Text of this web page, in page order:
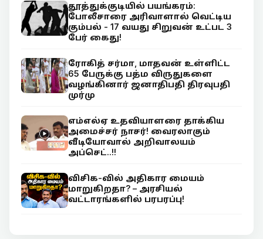
தூத்துக்குடியில் பயங்கரம்:
போலீசாரை அரிவாளால் வெட்டிய
கும்பல் - 17 வயது சிறுவன் உட்பட 3
பேர் கைது!
ரோகித் சர்மா, மாதவன் உள்ளிட்ட
65 பேருக்கு பத்ம விருதுகளை
வழங்கினார் ஜனாதிபதி திரவுபதி
முர்மு
எம்எல்ஏ உதவியாளரை தாக்கிய
அமைச்சர் நாசர்! வைரலாகும்
வீடியோவால் அறிவாலயம்
அப்செட்..!!
விசிக-வில் அதிகார மையம்
மாறுகிறதா? – அரசியல்
வட்டாரங்களில் பரபரப்பு!